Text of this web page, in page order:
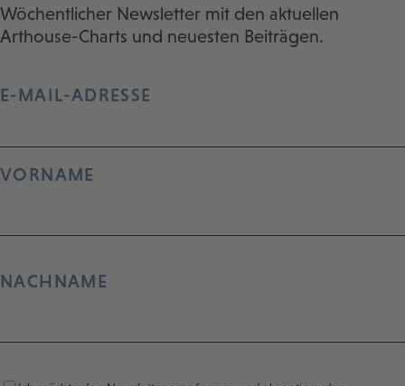
Wöchentlicher Newsletter mit den aktuellen
Arthouse-Charts und neuesten Beiträgen.
E-MAIL-ADRESSE
VORNAME
NACHNAME